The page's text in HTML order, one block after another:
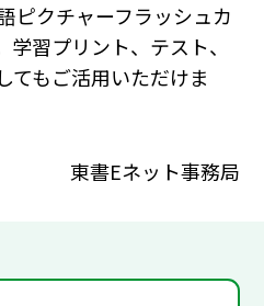
ピクチャーフラッシュカ
習プリント、テスト、
てもご活用いただけま
東書Eネット事務局